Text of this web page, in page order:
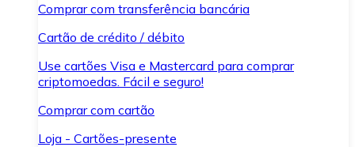
Comprar com transferência bancária
Cartão de crédito / débito
Use cartões Visa e Mastercard para comprar
criptomoedas. Fácil e seguro!
Comprar com cartão
Loja - Cartões-presente